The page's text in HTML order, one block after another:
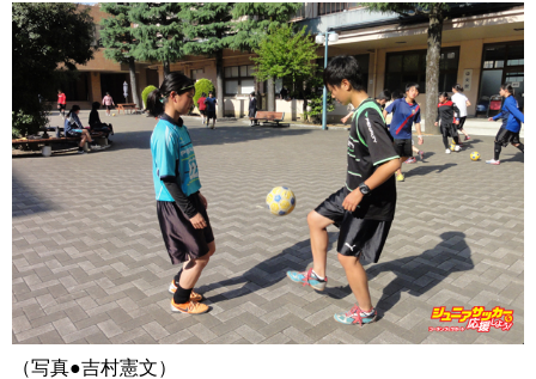
（写真●吉村憲文）